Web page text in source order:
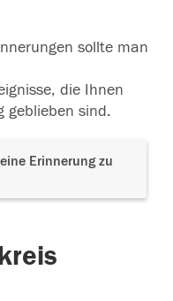
sollte man
die Ihnen
geblieben sind.
Erinnerung zu